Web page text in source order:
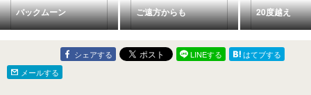
バックムーン ご遠方からも 20度越え
シェアする LINEする
はてブする
メールする